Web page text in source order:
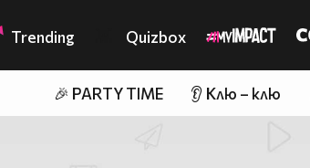
Trending Quizbox
🎉 PARTY TIME 👂 Клю – клю